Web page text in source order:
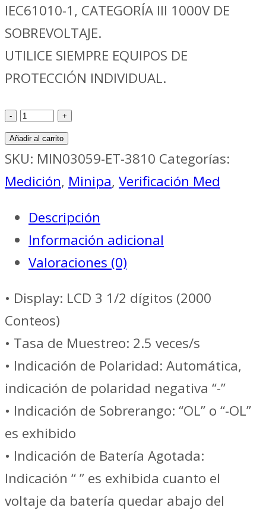
IEC61010-1, CATEGORÍA III 1000V DE
SOBREVOLTAJE.
UTILICE SIEMPRE EQUIPOS DE
PROTECCIÓN INDIVIDUAL.
Verificación
Med
ALICATE
AMP.1000A
CAT.III.FREO.
//
MINIPA
ET-
3810
cantidad
Añadir al carrito
SKU: MIN03059-ET-3810 Categorías:
Medición, Minipa, Verificación Med
Descripción
Información adicional
Valoraciones (0)
• Display: LCD 3 1/2 dígitos (2000
Conteos)
• Tasa de Muestreo: 2.5 veces/s
• Indicación de Polaridad: Automática,
indicación de polaridad negativa “-”
• Indicación de Sobrerango: “OL” o “-OL”
es exhibido
• Indicación de Batería Agotada:
Indicación “ ” es exhibida cuanto el
voltaje da batería quedar abajo del